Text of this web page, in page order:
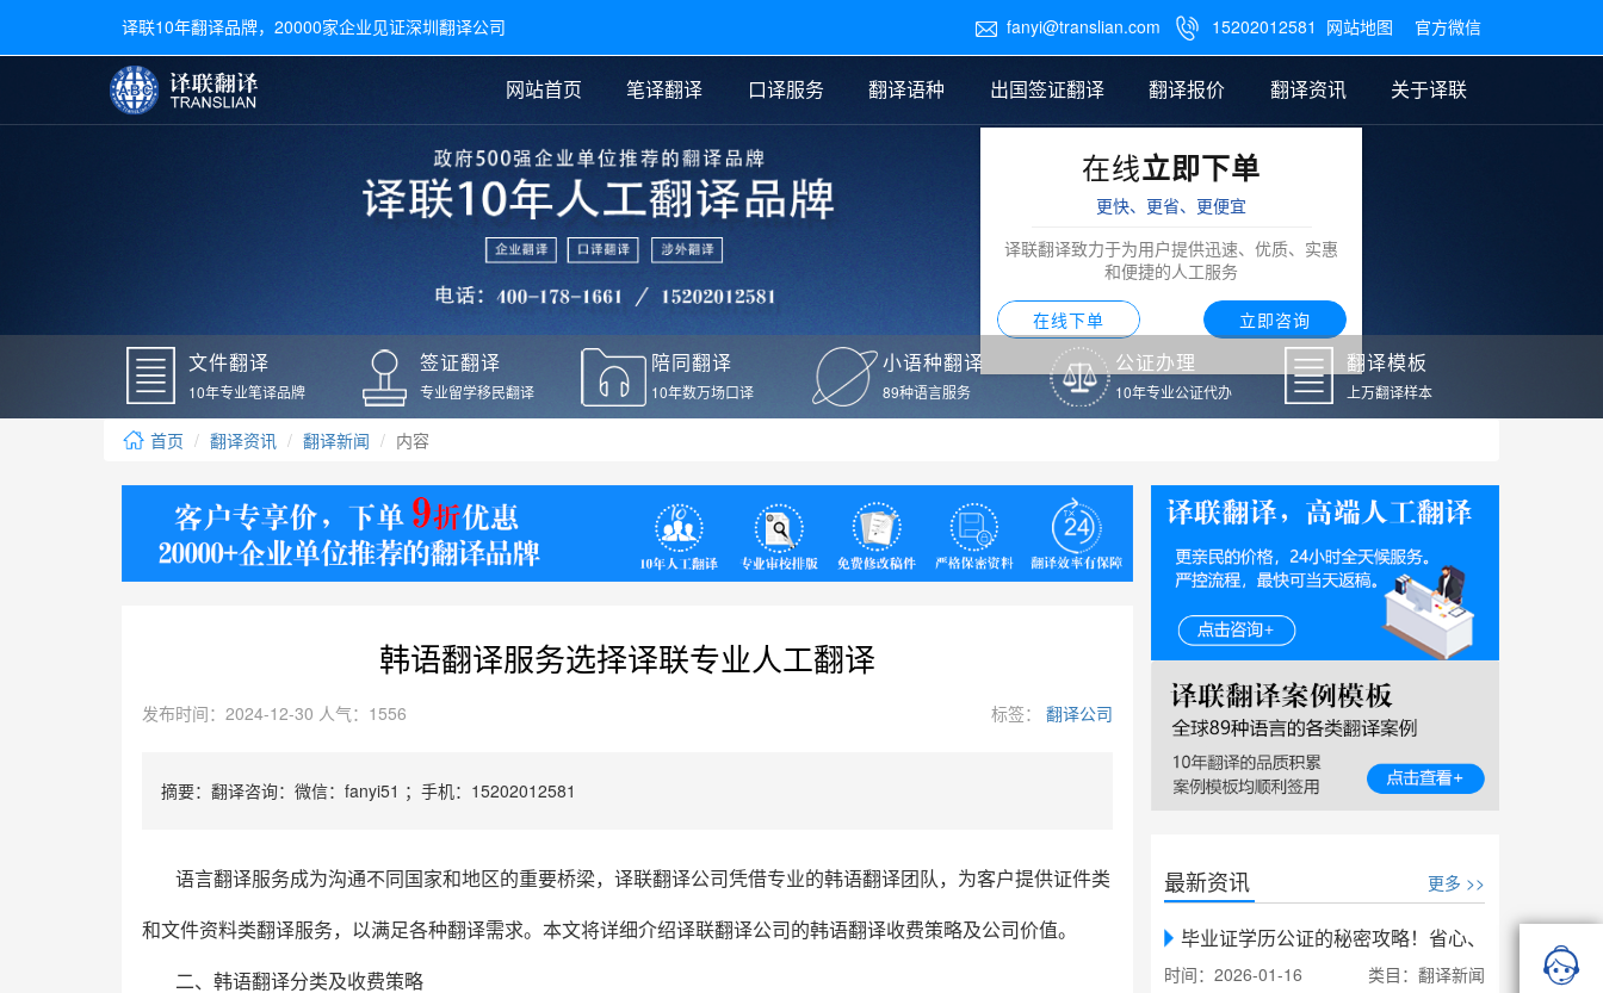
译联10年翻译品牌，20000家企业见证深圳翻译公司  fanyi@translian.com  15202012581 网站地图 官方微信
网站首页 笔译翻译
文件翻译 医学翻译 法律翻译 说明书翻译 图纸翻译
口译服务
广交会翻译 交替传译 同声传译
翻译语种
常用语种翻译
日语翻译
德语翻译
老挝语翻译 泰语翻译
葡萄牙语翻译
出国签证翻译
毕业证翻译
户口本翻译
学位证翻译
身份证翻译
签证材料翻译
银行流水翻译
驾照翻译
疫苗本翻译
新冠疫苗接种证明翻译
核酸检测报告英文版翻
译
翻译报价
笔译翻译报价
证件翻译报价
翻译资讯
公证样本
签证翻译
口译新闻
翻译新闻
关于译联
在线立即下单
更快、更省、更便宜
译联翻译致力于为用户提供迅速、优质、实惠
和便捷的人工服务
在线下单 立即咨询
文件翻译
10年专业笔译品牌
签证翻译
专业留学移民翻译
陪同翻译
10年数万场口译
小语种翻译
89种语言服务
公证办理
10年专业公证代办
翻译模板
上万翻译样本
首页 翻译资讯 翻译新闻 内容
韩语翻译服务选择译联专业人工翻译
发布时间：2024-12-30 人气：1556 标签： 翻译公司
摘要：翻译咨询：微信：fanyi51 ；手机：15202012581
语言翻译服务成为沟通不同国家和地区的重要桥梁，译联翻译公司凭借专业的韩语翻译团队，为客户提供证件类
和文件资料类翻译服务，以满足各种翻译需求。本文将详细介绍译联翻译公司的韩语翻译收费策略及公司价值。
二、韩语翻译分类及收费策略
最新资讯 更多 >>
毕业证学历公证的秘密攻略！省心、省力、省时
时间：2026-01-16 类目：翻译新闻 